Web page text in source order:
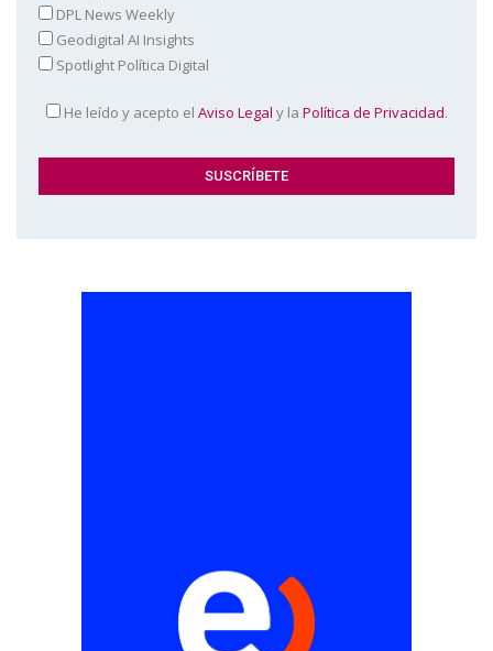
DPL News Weekly
Geodigital AI Insights
Spotlight Política Digital
He leído y acepto el Aviso Legal y la Política de Privacidad.